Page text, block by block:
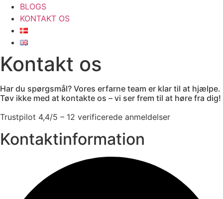
BLOGS
KONTAKT OS
Kontakt os
Har du spørgsmål? Vores erfarne team er klar til at hjælpe.
Tøv ikke med at kontakte os – vi ser frem til at høre fra dig!
Trustpilot 4,4/5 – 12 verificerede anmeldelser
Kontaktinformation